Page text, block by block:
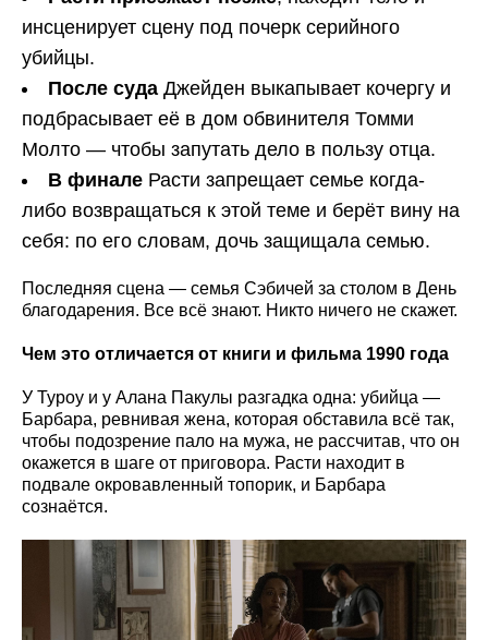
инсценирует сцену под почерк серийного
убийцы.
После суда Джейден выкапывает кочергу и
подбрасывает её в дом обвинителя Томми
Молто — чтобы запутать дело в пользу отца.
В финале Расти запрещает семье когда-
либо возвращаться к этой теме и берёт вину на
себя: по его словам, дочь защищала семью.
Последняя сцена — семья Сэбичей за столом в День
благодарения. Все всё знают. Никто ничего не скажет.
Чем это отличается от книги и фильма 1990 года
У Туроу и у Алана Пакулы разгадка одна: убийца —
Барбара, ревнивая жена, которая обставила всё так,
чтобы подозрение пало на мужа, не рассчитав, что он
окажется в шаге от приговора. Расти находит в
подвале окровавленный топорик, и Барбара
сознаётся.